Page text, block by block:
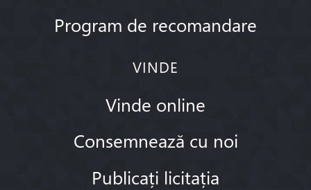
Program de recomandare
VINDE
Vinde online
Consemnează cu noi
Publicați licitația